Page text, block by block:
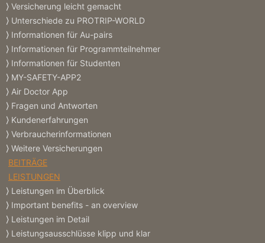
Versicherung leicht gemacht
Unterschiede zu PROTRIP-WORLD
Informationen für Au-pairs
Informationen für Programmteilnehmer
Informationen für Studenten
MY-SAFETY-APP2
Air Doctor App
Fragen und Antworten
Kundenerfahrungen
Verbraucherinformationen
Weitere Versicherungen
BEITRÄGE
LEISTUNGEN
Leistungen im Überblick
Important benefits - an overview
Leistungen im Detail
Leistungsausschlüsse klipp und klar